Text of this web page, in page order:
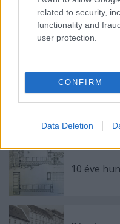
related to security,
functionality and
user protection.
CONFIRM
Data Deletion
Bush a 4-
HÉV:
10 éve